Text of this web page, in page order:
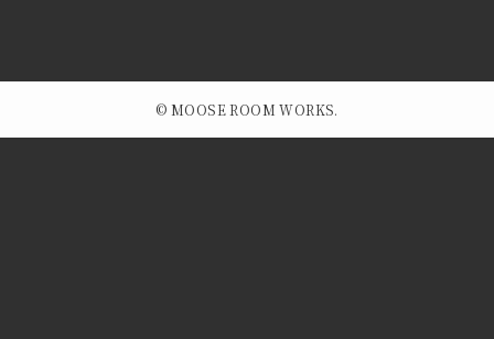
© MOOSE ROOM WORKS.